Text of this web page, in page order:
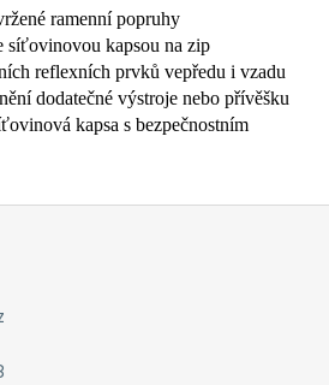
ramenní popruhy
síťovinovou kapsou na zip
reflexních prvků vepředu i vzadu
dodatečné výstroje nebo přívěšku
kapsa s bezpečnostním